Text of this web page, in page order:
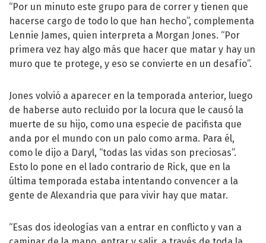
“Por un minuto este grupo para de correr y tienen que
hacerse cargo de todo lo que han hecho”, complementa
Lennie James, quien interpreta a Morgan Jones. “Por
primera vez hay algo más que hacer que matar y hay un
muro que te protege, y eso se convierte en un desafío”.
Jones volvió a aparecer en la temporada anterior, luego
de haberse auto recluido por la locura que le causó la
muerte de su hijo, como una especie de pacifista que
anda por el mundo con un palo como arma. Para él,
como le dijo a Daryl, “todas las vidas son preciosas”.
Esto lo pone en el lado contrario de Rick, que en la
última temporada estaba intentando convencer a la
gente de Alexandria que para vivir hay que matar.
“Esas dos ideologías van a entrar en conflicto y van a